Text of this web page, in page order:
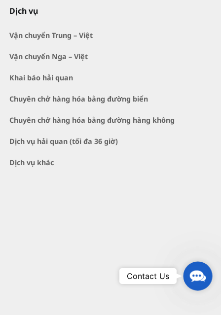
Dịch vụ
Vận chuyển Trung – Việt
Vận chuyển Nga – Việt
Khai báo hải quan
Chuyên chở hàng hóa bằng đường biển
Chuyên chở hàng hóa bằng đường hàng không
Dịch vụ hải quan (tối đa 36 giờ)
Dịch vụ khác
Us
Contact Us